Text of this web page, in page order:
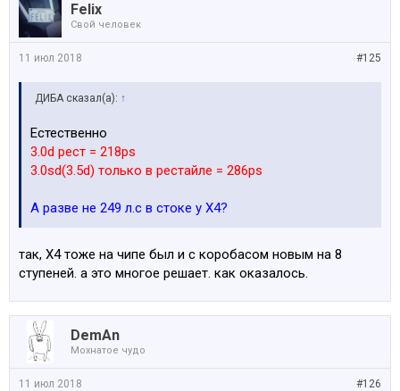
Felix
Свой человек
#125
11 июл 2018
ДИБА сказал(а): ↑
Естественно
3.0d рест = 218ps
3.0sd(3.5d) только в рестайле = 286ps
А разве не 249 л.с в стоке у Х4?
так, Х4 тоже на чипе был и с коробасом новым на 8
ступеней. а это многое решает. как оказалось.
DemAn
Мохнатое чудо
#126
11 июл 2018